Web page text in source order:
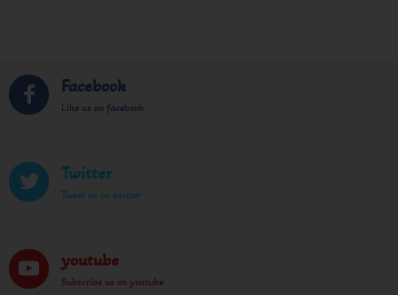
Facebook
Like us on facebook
Twitter
Tweet us on twitter
youtube
Subscribe us on youtube